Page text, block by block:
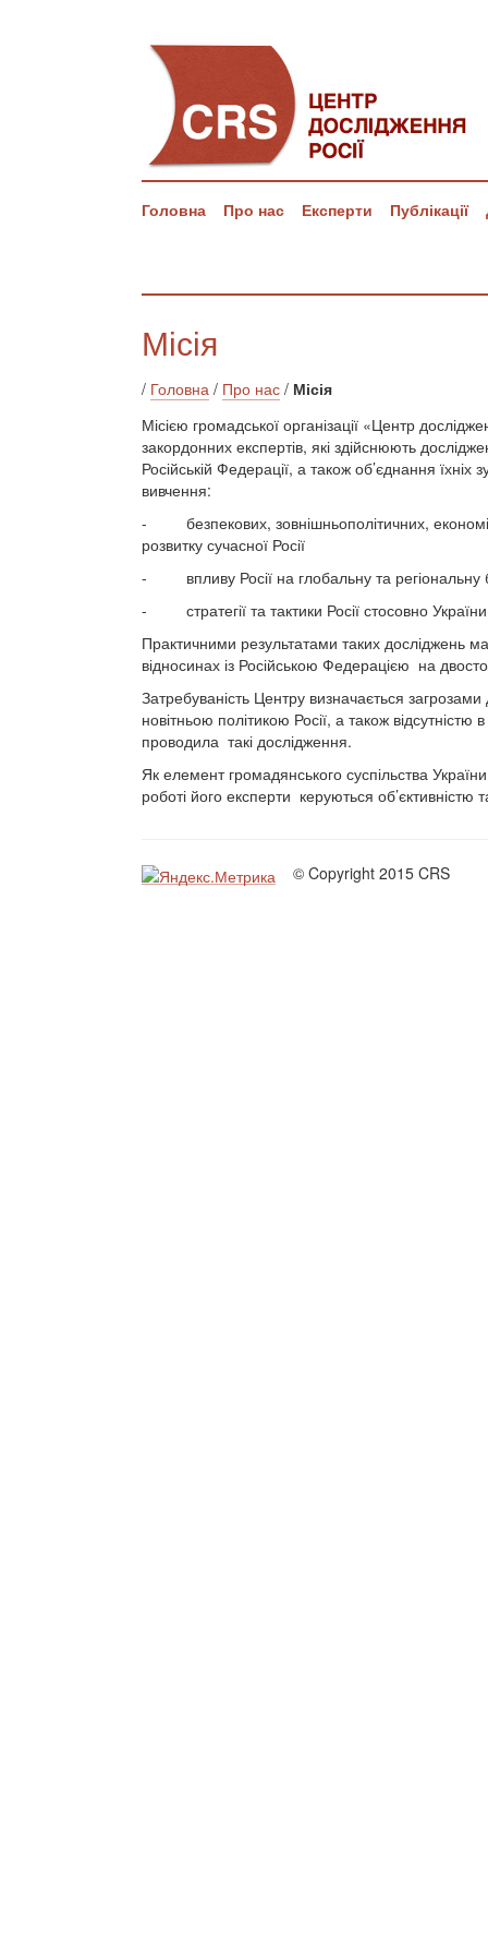
Головна Про нас Експерти Публікації
Місія
/ Головна / Про нас / Місія
Місією громадської організації «Центр
закордонних експертів, які здійснюють
Російській Федерації, а також об’єднання
вивчення:
- безпекових, зовнішньополітичних,
розвитку сучасної Росії
- впливу Росії на глобальну та регіональну
- стратегії та тактики Росії стосовно
Практичними результатами таких досліджень
відносинах із Російською Федерацією на
Затребуваність Центру визначається
новітньою політикою Росії, а також відсутністю
проводила такі дослідження.
Як елемент громадянського суспільства
роботі його експерти керуються об’єктивністю
© Copyright 2015 CRS